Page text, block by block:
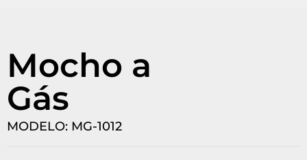
Mocho a
Gás
MODELO: MG-1012